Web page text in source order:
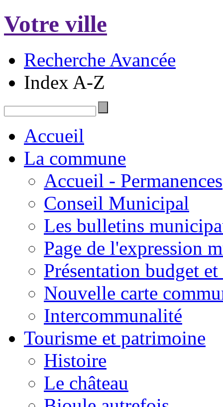
Votre ville
Recherche Avancée
Index A-Z
Accueil
La commune
Accueil - Permanences
Conseil Municipal
Les bulletins
Page de l'expression
Présentation budget
Nouvelle carte
Intercommunalité
Tourisme et patrimoine
Histoire
Le château